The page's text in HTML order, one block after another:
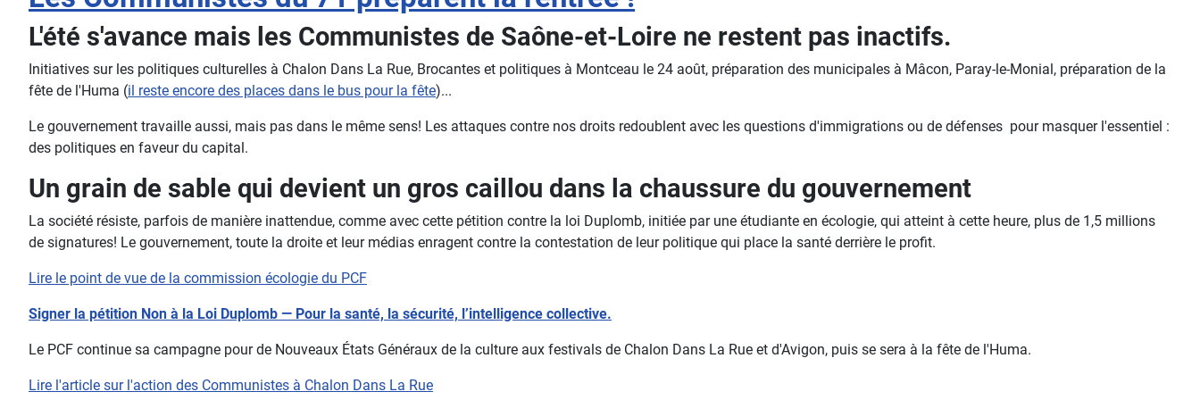
L'été s'avance mais les Communistes de Saône-et-Loire ne restent pas inactifs.
Initiatives sur les politiques culturelles à Chalon Dans La Rue, Brocantes et politiques à Montceau le 24 août, préparation des municipales à Mâcon, Paray-le-Monial, préparation de la
fête de l'Huma (il reste encore des places dans le bus pour la fête)...
Le gouvernement travaille aussi, mais pas dans le même sens! Les attaques contre nos droits redoublent avec les questions d'immigrations ou de défenses pour masquer l'essentiel :
des politiques en faveur du capital.
Un grain de sable qui devient un gros caillou dans la chaussure du gouvernement
La société résiste, parfois de manière inattendue, comme avec cette pétition contre la loi Duplomb, initiée par une étudiante en écologie, qui atteint à cette heure, plus de 1,5 millions
de signatures! Le gouvernement, toute la droite et leur médias enragent contre la contestation de leur politique qui place la santé derrière le profit.
Lire le point de vue de la commission écologie du PCF
Signer la pétition Non à la Loi Duplomb — Pour la santé, la sécurité, l’intelligence collective.
Le PCF continue sa campagne pour de Nouveaux États Généraux de la culture aux festivals de Chalon Dans La Rue et d'Avigon, puis se sera à la fête de l'Huma.
Lire l'article sur l'action des Communistes à Chalon Dans La Rue